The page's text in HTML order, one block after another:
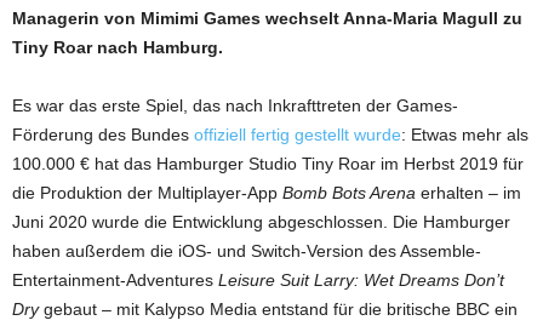
Managerin von Mimimi Games wechselt Anna-Maria Magull zu
Tiny Roar nach Hamburg.
Es war das erste Spiel, das nach Inkrafttreten der Games-
Förderung des Bundes offiziell fertig gestellt wurde: Etwas mehr als
100.000 € hat das Hamburger Studio Tiny Roar im Herbst 2019 für
die Produktion der Multiplayer-App Bomb Bots Arena erhalten – im
Juni 2020 wurde die Entwicklung abgeschlossen. Die Hamburger
haben außerdem die iOS- und Switch-Version des Assemble-
Entertainment-Adventures Leisure Suit Larry: Wet Dreams Don’t
Drygebaut – mit Kalypso Media entstand für die britische BBC ein